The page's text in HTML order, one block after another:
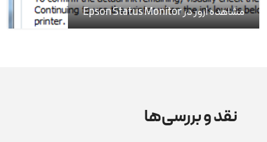
مشاهده ارور در Epson Status Monitor
نقد و بررسی‌ها